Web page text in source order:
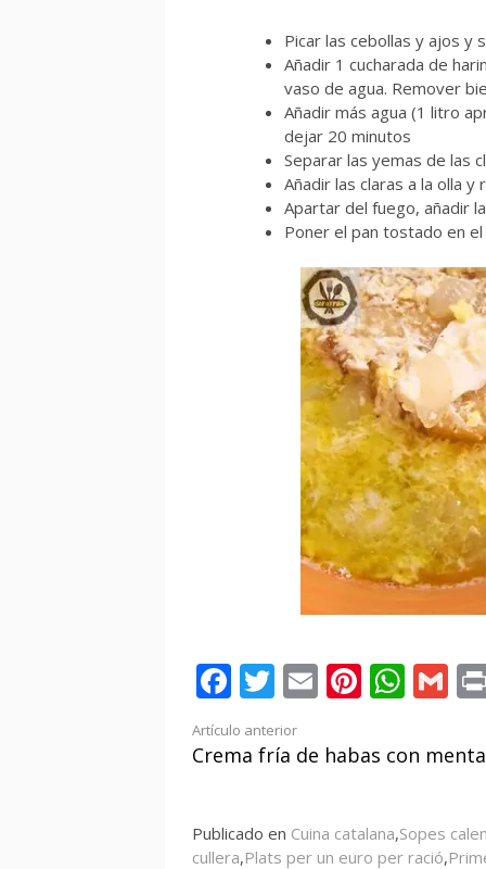
Picar las cebollas y ajos y
Añadir 1 cucharada de
vaso de agua. Remover
Añadir más agua (1 litro
dejar 20 minutos
Separar las yemas de las
Añadir las claras a la olla y
Apartar del fuego, añadir
Poner el pan tostado en
Facebook
Twitter
Email
Seguir
Artículo anterior
Crema fría de habas con menta
Publicado en Cuina catalana,Sopes
cullera,Plats per un euro per ració,